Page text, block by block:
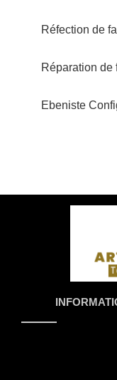
Réfection de
Réparation de
Ebeniste